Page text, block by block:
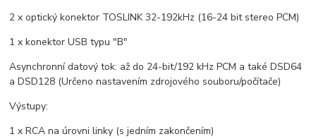
2 x optický konektor TOSLINK 32-192kHz (16-24 bit stereo PCM)
1 x konektor USB typu "B"
Asynchronní datový tok: až do 24-bit/192 kHz PCM a také DSD64
a DSD128 (Určeno nastavením zdrojového souboru/počítače)
Výstupy:
1 x RCA na úrovni linky (s jedním zakončením)